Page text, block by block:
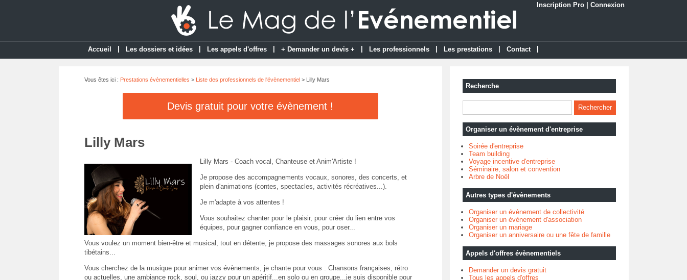
Inscription Pro Connexion
Accueil Les dossiers et idées Les appels d'offres + Demander un devis + Les professionnels Les prestations Contact
Vous êtes ici : Prestations évènementielles > Liste des professionnels de l'évènementiel> Lilly Mars
Devis gratuit pour votre évènement !
Lilly Mars
Lilly Mars - Coach vocal, Chanteuse et Anim'Artiste !
Je propose des accompagnements vocaux, sonores, des concerts, et
plein d'animations (contes, spectacles, activités récréatives...).
Je m'adapte à vos attentes !
Vous souhaitez chanter pour le plaisir, pour créer du lien entre vos
équipes, pour gagner confiance en vous, pour oser...
Vous voulez un moment bien-être et musical, tout en détente, je propose des massages sonores aux bols
tibétains...
Vous cherchez de la musique pour animer vos évènements, je chante pour vous : Chansons françaises, rétro
ou actuelles, une ambiance rock, soul, ou jazzy pour un apéritif...en solo ou en groupe...je suis disponible pour
Recherche
Organiser un évènement d'entreprise
Soirée d'entreprise
Team building
Voyage incentive d'entreprise
Séminaire, salon et convention
Arbre de Noël
Autres types d'évènements
Organiser un évènement de collectivité
Organiser un évènement d'association
Organiser un mariage
Organiser un anniversaire ou une fête de famille
Appels d'offres évènementiels
Demander un devis gratuit
Tous les appels d'offres